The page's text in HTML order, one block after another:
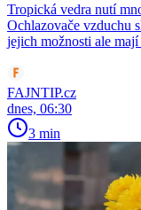
Tropická vedra nutí
Ochlazovače vzduchu
jejich možnosti ale
FAJNTIP.cz
dnes, 06:30
3 min